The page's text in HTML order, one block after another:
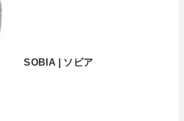
SOBIA | ソビア